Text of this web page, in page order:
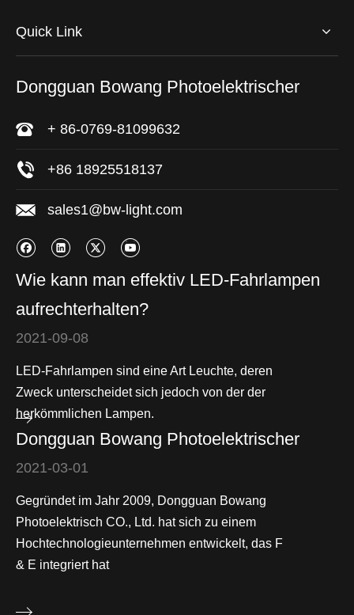
Quick Link
Dongguan Bowang Photoelektrischer
+ 86-0769-81099632
+86 18925518137
sales1@bw-light.com
Wie kann man effektiv LED-Fahrlampen
aufrechterhalten?
2021-09-08
LED-Fahrlampen sind eine Art Leuchte, deren
Zweck unterscheidet sich jedoch von der der
herkömmlichen Lampen.
Dongguan Bowang Photoelektrischer
2021-03-01
Gegründet im Jahr 2009, Dongguan Bowang
Photoelektrisch CO., Ltd. hat sich zu einem
Hochtechnologieunternehmen entwickelt, das F
& E integriert hat